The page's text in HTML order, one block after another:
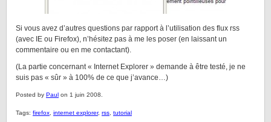
Si vous avez d’autres questions par rapport à l’utilisation des flux rss
(avec IE ou Firefox), n’hésitez pas à me les poser (en laissant un
commentaire ou en me contactant).
(La partie concernant « Internet Explorer » demande à être testé, je ne
suis pas « sûr » à 100% de ce que j’avance…)
Posted by Paul on 1 juin 2008.
Tags: firefox internet explorer, rss tutorial